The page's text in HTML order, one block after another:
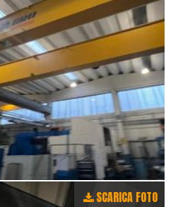
SCARICA FOTO